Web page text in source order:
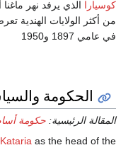
كوسياراالذي يرفد نهر ماغنا أحد
من أكثر الولايات الهندية تعرضاً
في عامي 1897 و1950
الحكومة
المقالة الرئيسية:حكومة أسامand
Katariaas the head of the